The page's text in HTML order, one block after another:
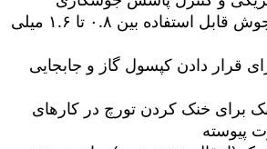
ضخامت سیم جوش قابل استفاده بین ۰.۸ تا ۱.۶ میلی
قرار دادن کپسول گاز و جابجایی
برای خنک کردن تورچ در کارهای
پیوسته